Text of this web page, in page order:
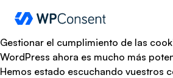
WPConsent
Gestionar el cumplimiento de las
WordPress ahora es mucho más
Hemos estado escuchando vuestros